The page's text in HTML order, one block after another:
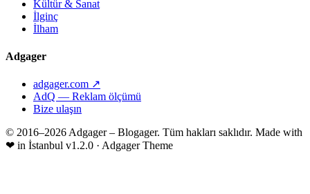
Kültür & Sanat
İlginç
İlham
Adgager
adgager.com ↗
AdQ — Reklam ölçümü
Bize ulaşın
© 2016–2026 Adgager – Blogager. Tüm hakları saklıdır. Made with
❤ in İstanbul v1.2.0 · Adgager Theme